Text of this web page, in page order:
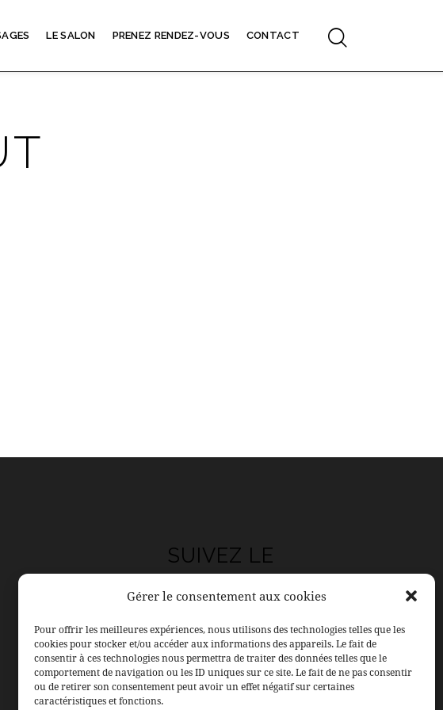
Gérer le consentement aux cookies
Pour offrir les meilleures expériences, nous utilisons des technologies telles que les
cookies pour stocker et/ou accéder aux informations des appareils. Le fait de
consentir à ces technologies nous permettra de traiter des données telles que le
comportement de navigation ou les ID uniques sur ce site. Le fait de ne pas consentir
ou de retirer son consentement peut avoir un effet négatif sur certaines
caractéristiques et fonctions.
LE SALON PRENEZ RENDEZ-VOUS CONTACT
SUIVEZ LE
Facebook
Instagram
LinkedIn